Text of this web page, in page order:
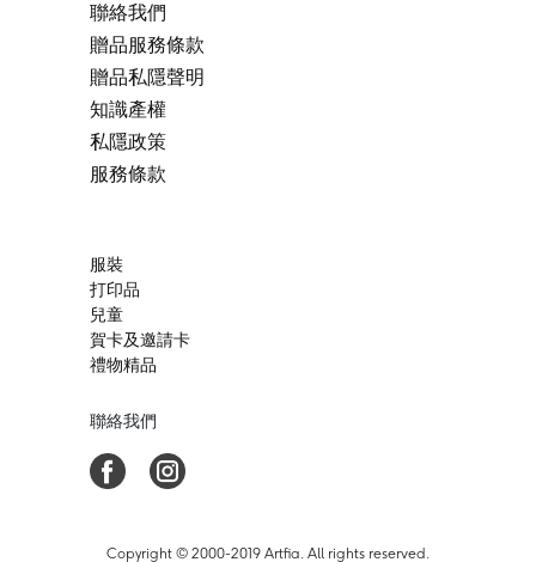
聯絡我們
贈品服務條款
贈品私隱聲明
知識產權
私隱政策
服務條款
服裝
打印品
兒童
賀卡及邀請卡
禮物精品
聯絡我們
Copyright © 2000-2019 Artfia. All rights reserved.